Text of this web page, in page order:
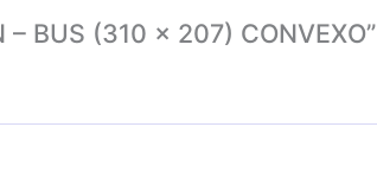
BUS (310 x 207) CONVEXO”